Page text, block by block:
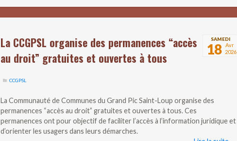
SAMEDI
18
Avr
2026
La CCGPSL organise des permanences “accès
au droit” gratuites et ouvertes à tous
CCGPSL
La Communauté de Communes du Grand Pic Saint-Loup organise des
permanences “accès au droit” gratuites et ouvertes à tous. Ces
permanences ont pour objectif de faciliter l’accès à l’information juridique et
d’orienter les usagers dans leurs démarches.